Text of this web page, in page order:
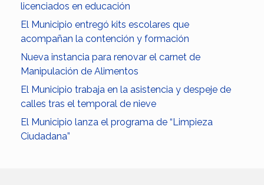
licenciados en educación
El Municipio entregó kits escolares que
acompañan la contención y formación
Nueva instancia para renovar el carnet de
Manipulación de Alimentos
El Municipio trabaja en la asistencia y despeje de
calles tras el temporal de nieve
El Municipio lanza el programa de “Limpieza
Ciudadana”